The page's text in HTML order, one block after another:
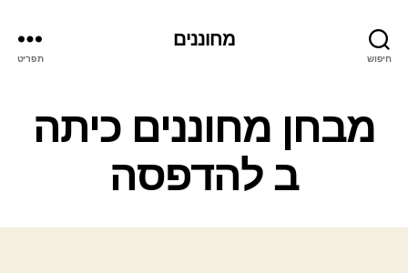
חיפוש
מחוננים
תפריט
קטגוריות
מבחן מחוננים כיתה
ב להדפסה